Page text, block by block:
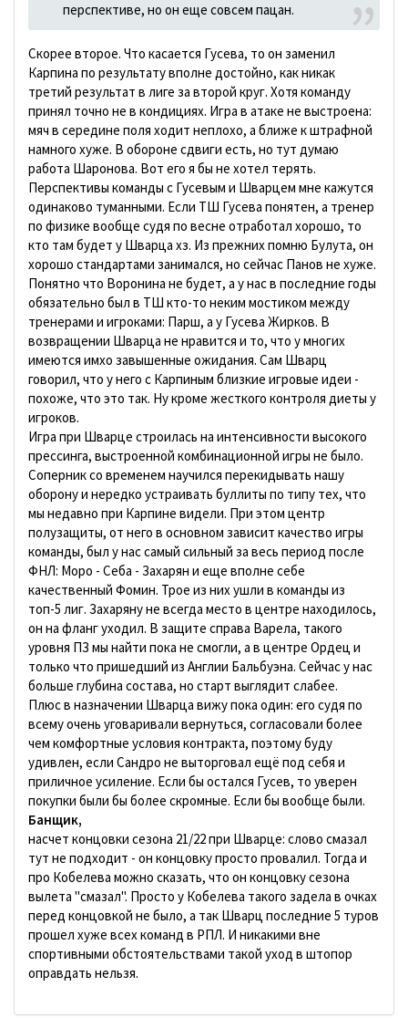
перспективе, но он еще совсем пацан.
Скорее второе. Что касается Гусева, то он заменил
Карпина по результату вполне достойно, как никак
третий результат в лиге за второй круг. Хотя команду
принял точно не в кондициях. Игра в атаке не выстроена:
мяч в середине поля ходит неплохо, а ближе к штрафной
намного хуже. В обороне сдвиги есть, но тут думаю
работа Шаронова. Вот его я бы не хотел терять.
Перспективы команды с Гусевым и Шварцем мне кажутся
одинаково туманными. Если ТШ Гусева понятен, а тренер
по физике вообще судя по весне отработал хорошо, то
кто там будет у Шварца хз. Из прежних помню Булута, он
хорошо стандартами занимался, но сейчас Панов не хуже.
Понятно что Воронина не будет, а у нас в последние годы
обязательно был в ТШ кто-то неким мостиком между
тренерами и игроками: Парш, а у Гусева Жирков. В
возвращении Шварца не нравится и то, что у многих
имеются имхо завышенные ожидания. Сам Шварц
говорил, что у него с Карпиным близкие игровые идеи -
похоже, что это так. Ну кроме жесткого контроля диеты у
игроков.
Игра при Шварце строилась на интенсивности высокого
прессинга, выстроенной комбинационной игры не было.
Соперник со временем научился перекидывать нашу
оборону и нередко устраивать буллиты по типу тех, что
мы недавно при Карпине видели. При этом центр
полузащиты, от него в основном зависит качество игры
команды, был у нас самый сильный за весь период после
ФНЛ: Моро - Себа - Захарян и еще вполне себе
качественный Фомин. Трое из них ушли в команды из
топ-5 лиг. Захаряну не всегда место в центре находилось,
он на фланг уходил. В защите справа Варела, такого
уровня ПЗ мы найти пока не смогли, а в центре Ордец и
только что пришедший из Англии Бальбуэна. Сейчас у нас
больше глубина состава, но старт выглядит слабее.
Плюс в назначении Шварца вижу пока один: его судя по
всему очень уговаривали вернуться, согласовали более
чем комфортные условия контракта, поэтому буду
удивлен, если Сандро не выторговал ещё под себя и
приличное усиление. Если бы остался Гусев, то уверен
покупки были бы более скромные. Если бы вообще были.
Банщик,
насчет концовки сезона 21/22 при Шварце: слово смазал
тут не подходит - он концовку просто провалил. Тогда и
про Кобелева можно сказать, что он концовку сезона
вылета "смазал". Просто у Кобелева такого задела в очках
перед концовкой не было, а так Шварц последние 5 туров
прошел хуже всех команд в РПЛ. И никакими вне
спортивными обстоятельствами такой уход в штопор
оправдать нельзя.